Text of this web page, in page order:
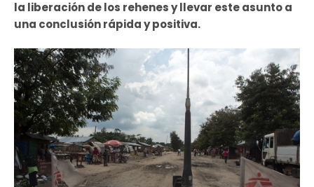
la liberación de los rehenes y llevar este asunto a
una conclusión rápida y positiva.